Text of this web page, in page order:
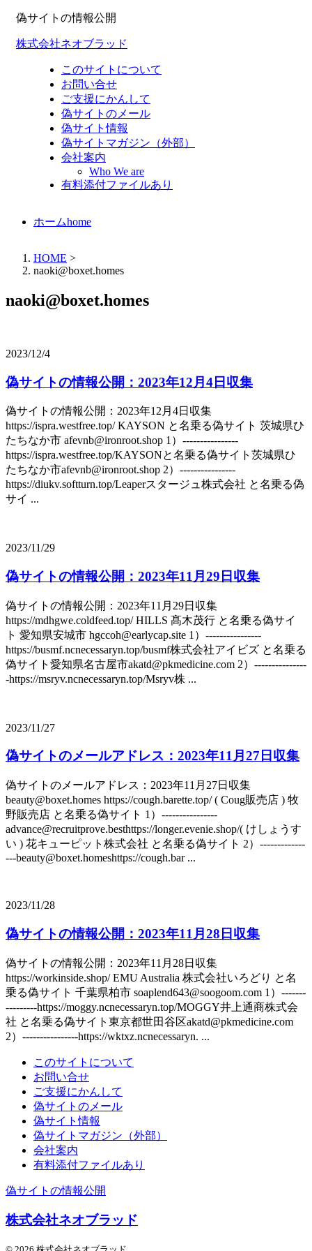
偽サイトの情報公開
株式会社ネオブラッド
このサイトについて
お問い合せ
ご支援にかんして
偽サイトのメール
偽サイト情報
偽サイトマガジン（外部）
会社案内
Who We are
有料添付ファイルあり
ホームhome
HOME >
naoki@boxet.homes
naoki@boxet.homes
2023/12/4
偽サイトの情報公開：2023年12月4日収集
偽サイトの情報公開：2023年12月4日収集
https://ispra.westfree.top/ KAYSON と名乗る偽サイト 茨城県ひ
たちなか市 afevnb@ironroot.shop 1）----------------
https://ispra.westfree.top/KAYSONと名乗る偽サイト茨城県ひ
たちなか市afevnb@ironroot.shop 2）----------------
https://diukv.softturn.top/Leaperスタージュ株式会社 と名乗る偽
サイ ...
2023/11/29
偽サイトの情報公開：2023年11月29日収集
偽サイトの情報公開：2023年11月29日収集
https://mdhgwe.coldfeed.top/ HILLS 髙木茂行 と名乗る偽サイ
ト 愛知県安城市 hgccoh@earlycap.site 1）----------------
https://busmf.ncnecessaryn.top/busmf株式会社アイビズ と名乗る
偽サイト愛知県名古屋市akatd@pkmedicine.com 2）---------------
-https://msryv.ncnecessaryn.top/Msryv株 ...
2023/11/27
偽サイトのメールアドレス：2023年11月27日収集
偽サイトのメールアドレス：2023年11月27日収集
beauty@boxet.homes https://cough.barette.top/ ( Coug販売店 ) 牧
野販売店 と名乗る偽サイト 1）----------------
advance@recruitprove.besthttps://longer.evenie.shop/( けしょうす
い ) 花キューピット株式会社 と名乗る偽サイト 2）-------------
---beauty@boxet.homeshttps://cough.bar ...
2023/11/28
偽サイトの情報公開：2023年11月28日収集
偽サイトの情報公開：2023年11月28日収集
https://workinside.shop/ EMU Australia 株式会社いろどり と名
乗る偽サイト 千葉県柏市 soaplend643@soogoom.com 1）-------
---------https://moggy.ncnecessaryn.top/MOGGY井上通商株式会
社 と名乗る偽サイト東京都世田谷区akatd@pkmedicine.com
2）----------------https://wktxz.ncnecessaryn. ...
このサイトについて
お問い合せ
ご支援にかんして
偽サイトのメール
偽サイト情報
偽サイトマガジン（外部）
会社案内
有料添付ファイルあり
偽サイトの情報公開
株式会社ネオブラッド